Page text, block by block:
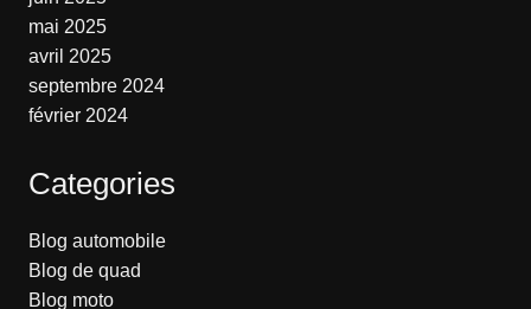
mai 2025
avril 2025
septembre 2024
février 2024
Categories
Blog automobile
Blog de quad
Blog moto